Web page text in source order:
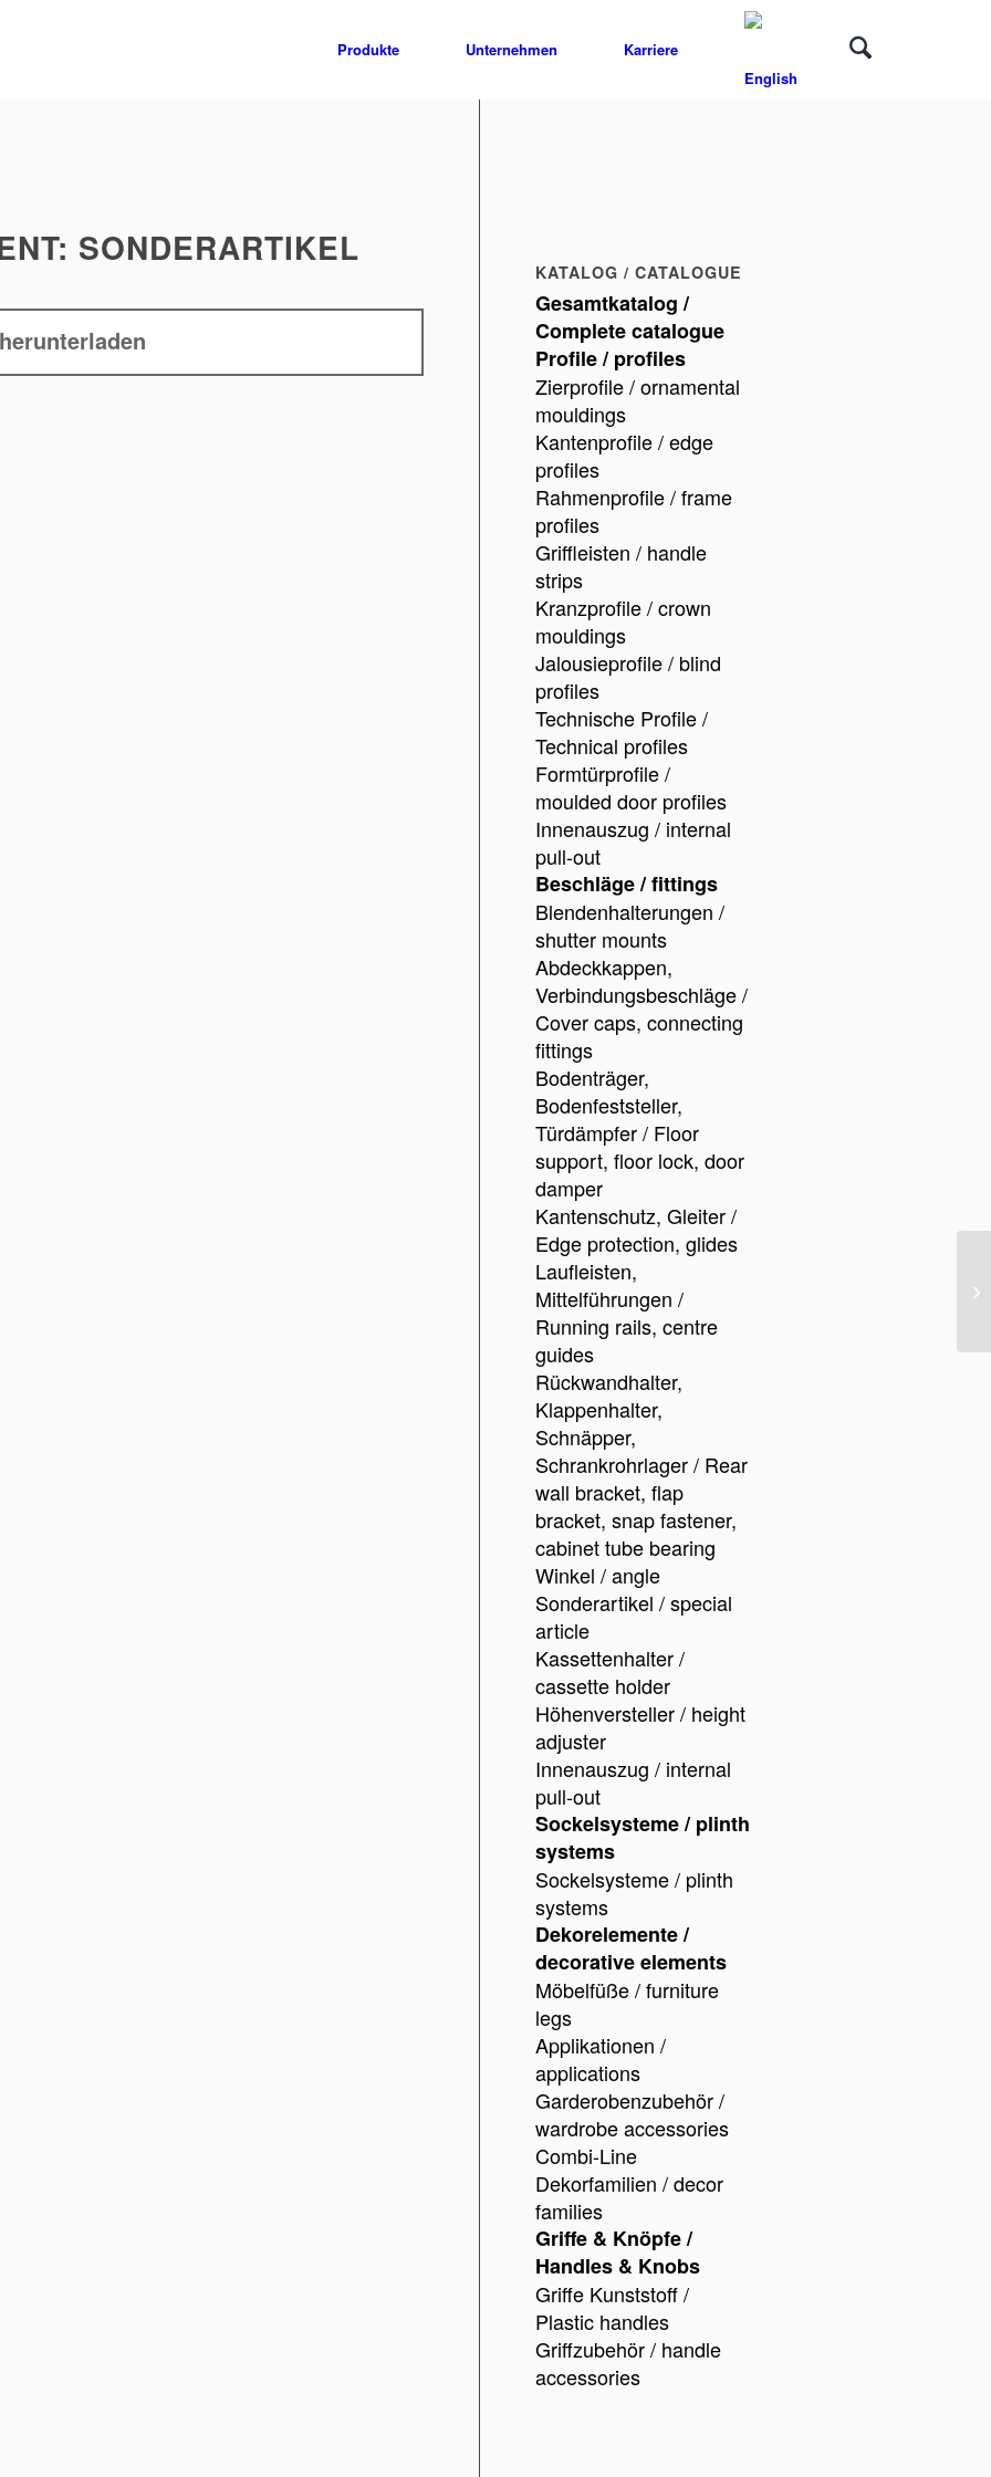
Produkte Unternehmen Karriere
SONDERARTIKEL
herunterladen
KATALOG / CATALOGUE
Gesamtkatalog /
Complete catalogue
Profile / profiles
Zierprofile / ornamental
mouldings
Kantenprofile / edge
profiles
Rahmenprofile / frame
profiles
Griffleisten / handle
strips
Kranzprofile / crown
mouldings
Jalousieprofile / blind
profiles
Technische Profile /
Technical profiles
Formtürprofile /
moulded door profiles
Innenauszug / internal
pull-out
Beschläge / fittings
Blendenhalterungen /
shutter mounts
Abdeckkappen,
Verbindungsbeschläge /
Cover caps, connecting
fittings
Bodenträger,
Bodenfeststeller,
Türdämpfer / Floor
support, floor lock, door
damper
Kantenschutz, Gleiter /
Edge protection, glides
Laufleisten,
Mittelführungen /
Running rails, centre
guides
Rückwandhalter,
Klappenhalter,
Schnäpper,
Schrankrohrlager / Rear
wall bracket, flap
bracket, snap fastener,
cabinet tube bearing
Winkel / angle
Sonderartikel / special
article
Kassettenhalter /
cassette holder
Höhenversteller / height
adjuster
Innenauszug / internal
pull-out
Sockelsysteme / plinth
systems
Sockelsysteme / plinth
systems
Dekorelemente /
decorative elements
Möbelfüße / furniture
legs
Applikationen /
applications
Garderobenzubehör /
wardrobe accessories
Combi-Line
Dekorfamilien / decor
families
Griffe & Knöpfe /
Handles & Knobs
Griffe Kunststoff /
Plastic handles
Griffzubehör / handle
accessories